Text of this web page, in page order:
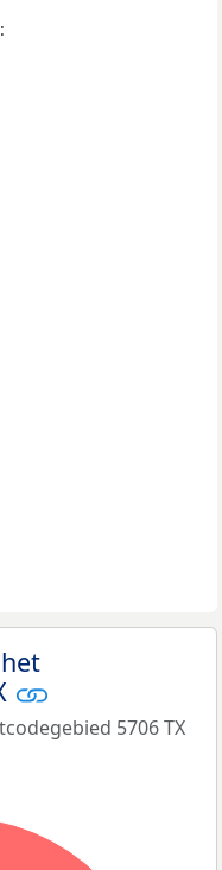
5706 TX